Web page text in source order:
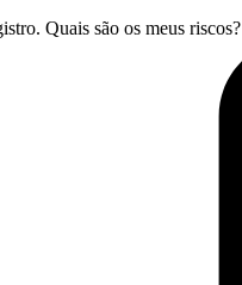
Quais são os meus riscos?